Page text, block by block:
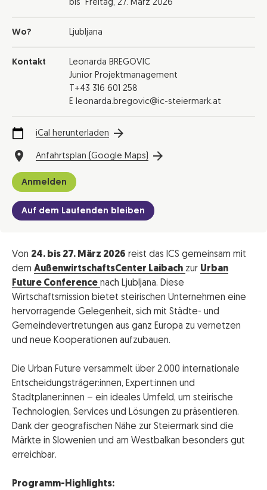
bis Freitag, 27. März 2026
Wo? Ljubljana
Kontakt
Leonarda BREGOVIC
Junior Projektmanagement
T+43 316 601 258
E leonarda.bregovic@ic-steiermark.at
iCal herunterladen
Anfahrtsplan (Google Maps)
Anmelden
Auf dem Laufenden bleiben
Von 24. bis 27. März 2026 reist das ICS gemeinsam mit
dem AußenwirtschaftsCenter Laibach zur Urban
Future Conference nach Ljubljana. Diese
Wirtschaftsmission bietet steirischen Unternehmen eine
hervorragende Gelegenheit, sich mit Städte- und
Gemeindevertretungen aus ganz Europa zu vernetzen
und neue Kooperationen aufzubauen.
Die Urban Future versammelt über 2.000 internationale
Entscheidungsträger:innen, Expert:innen und
Stadtplaner:innen – ein ideales Umfeld, um steirische
Technologien, Services und Lösungen zu präsentieren.
Dank der geografischen Nähe zur Steiermark sind die
Märkte in Slowenien und am Westbalkan besonders gut
erreichbar.
Programm-Highlights: